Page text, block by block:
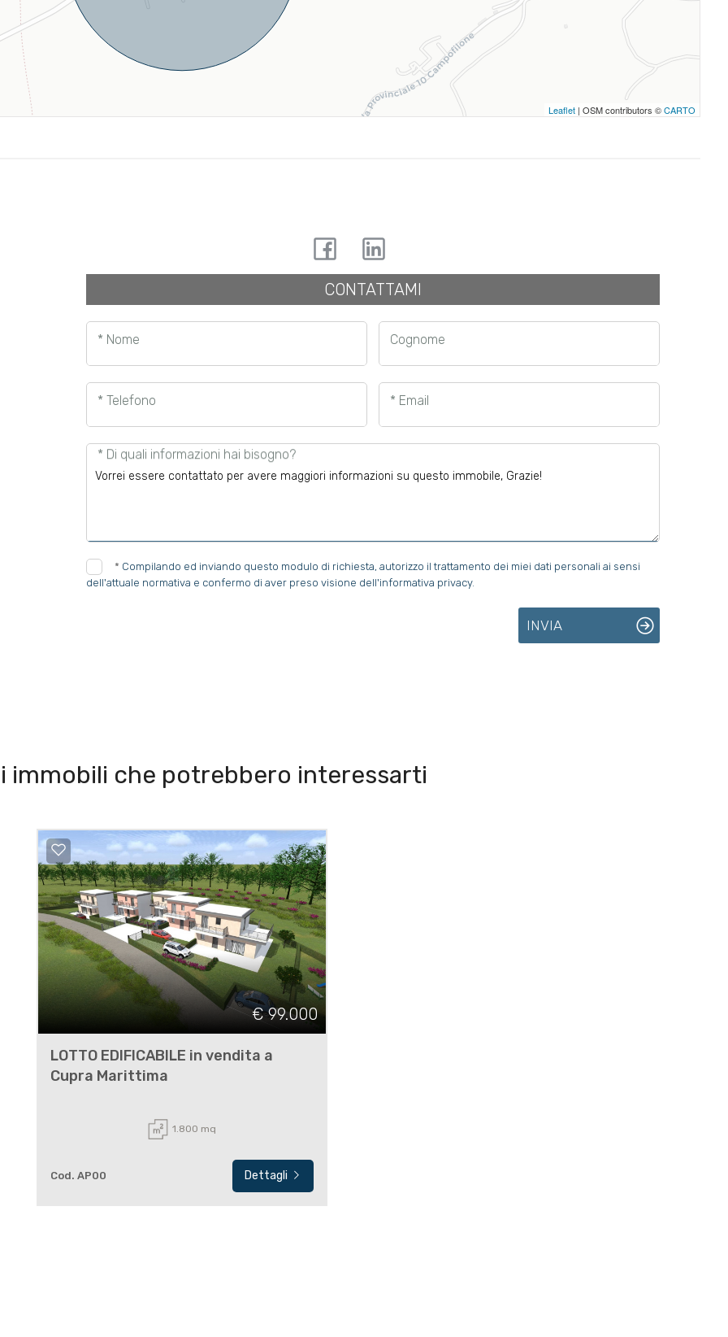
Leaflet | OSM contributors ©CARTO
CONTATTAMI
* Nome Cognome
* Telefono * Email
* Di quali informazioni hai bisogno?
* Compilando ed inviando questo modulo di richiesta, autorizzo il trattamento dei miei dati personali ai sensi
dell'attuale normativa e confermo di aver preso visione dell'informativa privacy.
INVIA
immobili che potrebbero interessarti
€ 99.000
LOTTO EDIFICABILE in vendita a
Cupra Marittima
1.800 mq
Cod. AP00 Dettagli